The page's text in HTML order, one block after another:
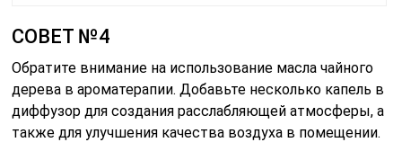
СОВЕТ №4
Обратите внимание на использование масла чайного
дерева в ароматерапии. Добавьте несколько капель в
диффузор для создания расслабляющей атмосферы, а
также для улучшения качества воздуха в помещении.